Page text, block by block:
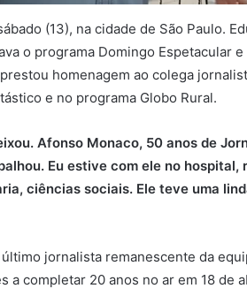
(13), na cidade de São Paulo.
o programa Domingo Espetacular
homenagem ao colega
e no programa Globo Rural.
Afonso Monaco, 50 anos de
Eu estive com ele no hospital,
ciências sociais. Ele teve uma
jornalista remanescente da
a completar 20 anos no ar em 18 de